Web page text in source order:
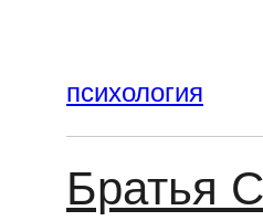
психология
Братья